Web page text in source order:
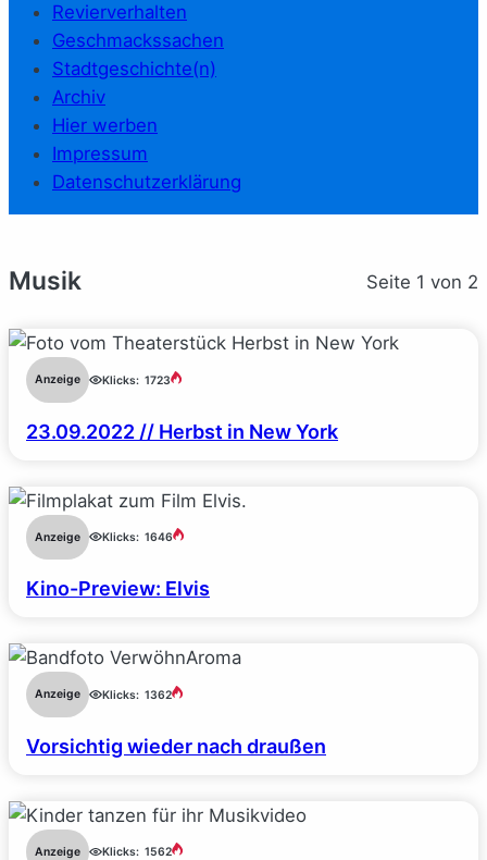
Revierverhalten
Geschmackssachen
Stadtgeschichte(n)
Archiv
Hier werben
Impressum
Datenschutzerklärung
Musik Seite 1 von 2
Anzeige Klicks: 1723
23.09.2022 // Herbst in New York
Anzeige Klicks: 1646
Kino-Preview: Elvis
Anzeige Klicks: 1362
Vorsichtig wieder nach draußen
Anzeige Klicks: 1562